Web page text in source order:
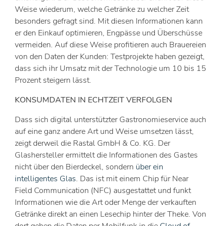
Weise wiederum, welche Getränke zu welcher Zeit
besonders gefragt sind. Mit diesen Informationen kann
er den Einkauf optimieren, Engpässe und Überschüsse
vermeiden. Auf diese Weise profitieren auch Brauereien
von den Daten der Kunden: Testprojekte haben gezeigt,
dass sich ihr Umsatz mit der Technologie um 10 bis 15
Prozent steigern lässt.
KONSUMDATEN IN ECHTZEIT VERFOLGEN
Dass sich digital unterstützter Gastronomieservice auch
auf eine ganz andere Art und Weise umsetzen lässt,
zeigt derweil die Rastal GmbH & Co. KG. Der
Glashersteller ermittelt die Informationen des Gastes
nicht über den Bierdeckel, sondern über ein
intelligentes Glas. Das ist mit einem Chip für Near
Field Communication (NFC) ausgestattet und funkt
Informationen wie die Art oder Menge der verkauften
Getränke direkt an einen Lesechip hinter der Theke. Von